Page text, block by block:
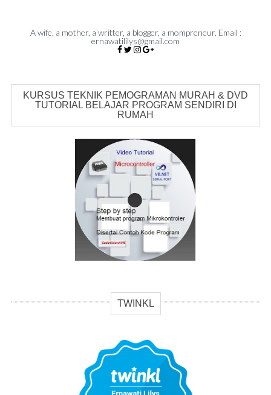
A wife, a mother, a writter, a blogger, a mompreneur. Email :
ernawatililys@gmail.com
KURSUS TEKNIK PEMOGRAMAN MURAH & DVD
TUTORIAL BELAJAR PROGRAM SENDIRI DI
RUMAH
TWINKL